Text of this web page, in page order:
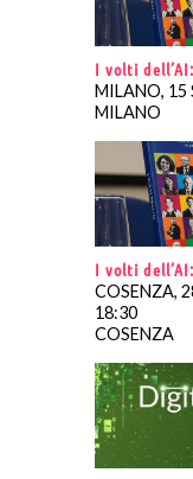
I volti
MILANO,
MILANO
I volti
COSENZA,
18:30
COSENZA